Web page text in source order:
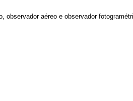
observador aéreo e observador